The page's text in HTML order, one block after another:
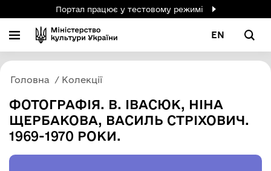
Портал працює у тестовому режимі
EN
Головна Колекції
ФОТОГРАФІЯ. В. ІВАСЮК, НІНА
ЩЕРБАКОВА, ВАСИЛЬ СТРІХОВИЧ.
1969-1970 РОКИ.